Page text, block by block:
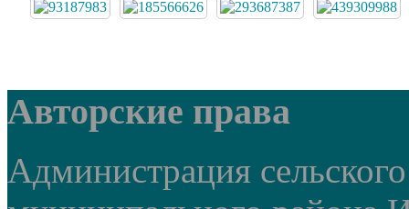
Авторские права
Администрация